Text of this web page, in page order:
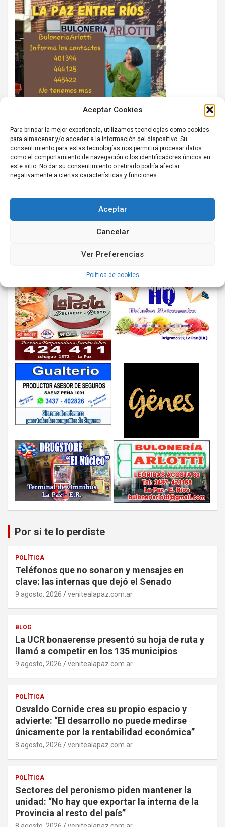
Aceptar Cookies
Para brindar la mejor experiencia, utilizamos tecnologías como cookies
para almacenar y/o acceder a la información del dispositivo. Su
consentimiento para estas tecnologías nos permitirá procesar datos
como el comportamiento de navegación o los identificadores únicos en
este sitio. No dar su consentimiento o retirarlo podría afectar
negativamente a ciertas características y funciones.
Aceptar
Cancelar
Ver Preferencias
Política de cookies
Por si te lo perdiste
POLÍTICA
Teléfonos que no sonaron y mensajes en
clave: las internas que dejó el Senado
9 agosto, 2026 venitealapaz.com.ar
BLOG
La UCR bonaerense presentó su hoja de ruta y
llamó a competir en los 135 municipios
9 agosto, 2026 venitealapaz.com.ar
POLÍTICA
Osvaldo Cornide crea su propio espacio y
advierte: “El desarrollo no puede medirse
únicamente por la rentabilidad económica”
8 agosto, 2026 venitealapaz.com.ar
POLÍTICA
Sectores del peronismo piden mantener la
unidad: “No hay que exportar la interna de la
Provincia al resto del país”